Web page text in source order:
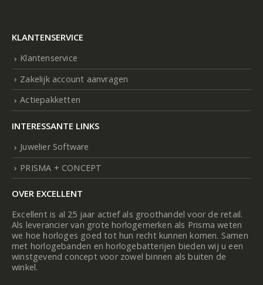
KLANTENSERVICE
Klantenservice
Zakelijk account aanvragen
Actiepakketten
INTERESSANTE LINKS
Juwelier Software
PRISMA + CONCEPT
OVER EXCELLENT
Excellent is al 25 jaar actief als groothandel voor de retail.
Als leverancier van grote horlogemerken als Prisma weten
we hoe horloges goed tot hun recht kunnen komen. Samen
met horlogebanden en horlogebatterijen bieden wij u een
winstgevend concept voor zowel binnen als buiten de
winkel.